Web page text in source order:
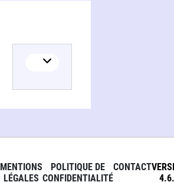
MENTIONS
LÉGALES
POLITIQUE DE
CONFIDENTIALITÉ
CONTACT